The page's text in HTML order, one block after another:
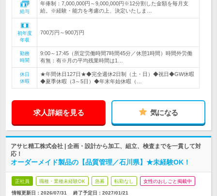
給与
年俸制：7,000,000円～9,000,000円※12分割した金額を毎月支
給。※経験・能力を考慮の上、決定いたしま…
初年度
年収
700万円～900万円
勤務
時間
9:00～17:45（所定労働時間7時間45分／休憩1時間）時間外労働
有無：有※月の平均残業時間は1…
休日
休暇
★年間休日127日★◆完全週休2日制（土・日）◆祝日◆GW休暇
◆夏季休暇（3～5日）◆年末年始休暇（…
求人詳細を見る 気になる
アサヒ精工株式会社 | 企画・設計から加工、組立、検査までを一貫して対
応！
オーダーメイド製品の【品質管理／石川県】★未経験OK！
正社員 職種・業種未経験OK 急募 転勤なし 女性のおしごと掲載中
情報更新日：2026/07/31 終了予定日： 2027/01/21